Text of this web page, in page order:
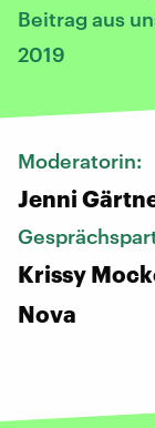
Beitrag aus
2019
Moderatorin:
Jenni
Krissy
Nova